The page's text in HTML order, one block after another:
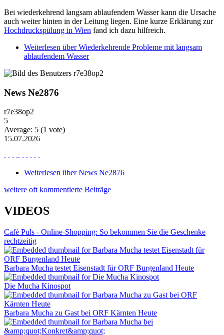
Bei wiederkehrend langsam ablaufendem Wasser kann die Ursache
auch weiter hinten in der Leitung liegen. Eine kurze Erklärung zur
Hochdruckspülung in Wien fand ich dazu hilfreich.
Weiterlesen über Wiederkehrende Probleme mit langsam
ablaufendem Wasser
News Ne2876
r7e38op2
5
Average: 5 (1 vote)
15.07.2026
. . . .. . . . . .
Weiterlesen über News Ne2876
weitere oft kommentierte Beiträge
VIDEOS
Café Puls - Online-Shopping: So bekommen Sie die Geschenke
rechtzeitig
Barbara Mucha testet Eisenstadt für ORF Burgenland Heute
Die Mucha Kinospot
Barbara Mucha zu Gast bei ORF Kärnten Heute